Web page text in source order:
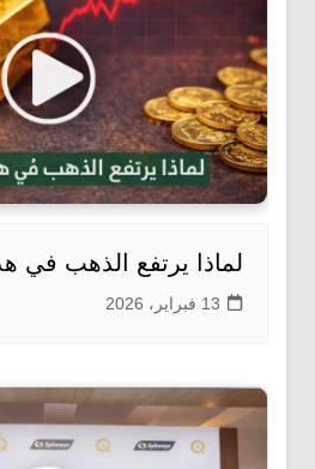
لماذا يرتفع الذهب في
13 فبراير، 2026